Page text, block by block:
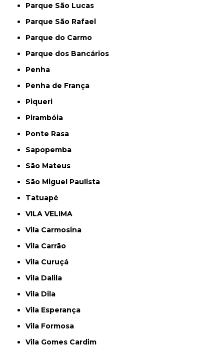
Parque São Lucas
Parque São Rafael
Parque do Carmo
Parque dos Bancários
Penha
Penha de França
Piqueri
Pirambóia
Ponte Rasa
Sapopemba
São Mateus
São Miguel Paulista
Tatuapé
VILA VELIMA
Vila Carmosina
Vila Carrão
Vila Curuçá
Vila Dalila
Vila Dila
Vila Esperança
Vila Formosa
Vila Gomes Cardim